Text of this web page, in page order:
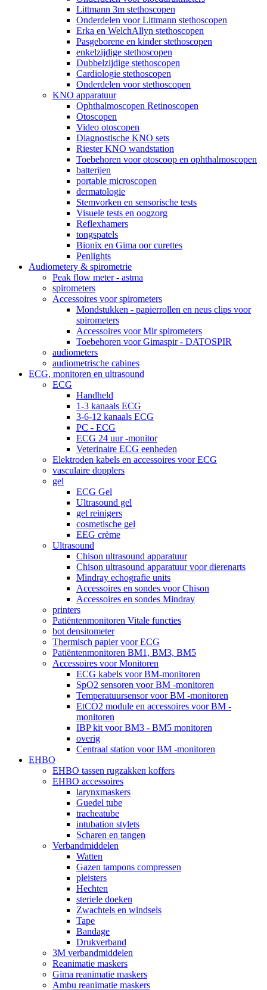
Littmann 3m stethoscopen
Onderdelen voor Littmann stethoscopen
Erka en WelchAllyn stethoscopen
Pasgeborene en kinder stethoscopen
enkelzijdige stethoscopen
Dubbelzijdige stethoscopen
Cardiologie stethoscopen
Onderdelen voor stethoscopen
KNO apparatuur
Ophthalmoscopen Retinoscopen
Otoscopen
Video otoscopen
Diagnostische KNO sets
Riester KNO wandstation
Toebehoren voor otoscoop en ophthalmoscopen
batterijen
portable microscopen
dermatologie
Stemvorken en sensorische tests
Visuele tests en oogzorg
Reflexhamers
tongspatels
Bionix en Gima oor curettes
Penlights
Audiometery & spirometrie
Peak flow meter - astma
spirometers
Accessoires voor spirometers
Mondstukken - papierrollen en neus clips voor
spirometers
Accessoires voor Mir spirometers
Toebehoren voor Gimaspir - DATOSPIR
audiometers
audiometrische cabines
ECG, monitoren en ultrasound
ECG
Handheld
1-3 kanaals ECG
3-6-12 kanaals ECG
PC - ECG
ECG 24 uur -monitor
Veterinaire ECG eenheden
Elektroden kabels en accessoires voor ECG
vasculaire dopplers
gel
ECG Gel
Ultrasound gel
gel reinigers
cosmetische gel
EEG crème
Ultrasound
Chison ultrasound apparatuur
Chison ultrasound apparatuur voor dierenarts
Mindray echografie units
Accessoires en sondes voor Chison
Accessoires en sondes Mindray
printers
Patiëntenmonitoren Vitale functies
bot densitometer
Thermisch papier voor ECG
Patiëntenmonitoren BM1, BM3, BM5
Accessoires voor Monitoren
ECG kabels voor BM-monitoren
SpO2 sensoren voor BM -monitoren
Temperatuursensor voor BM -monitoren
EtCO2 module en accessoires voor BM -
monitoren
IBP kit voor BM3 - BM5 monitoren
overig
Centraal station voor BM -monitoren
EHBO
EHBO tassen rugzakken koffers
EHBO accessoires
larynxmaskers
Guedel tube
tracheatube
intubation stylets
Scharen en tangen
Verbandmiddelen
Watten
Gazen tampons compressen
pleisters
Hechten
steriele doeken
Zwachtels en windsels
Tape
Bandage
Drukverband
3M verbandmiddelen
Reanimatie maskers
Gima reanimatie maskers
Ambu reanimatie maskers